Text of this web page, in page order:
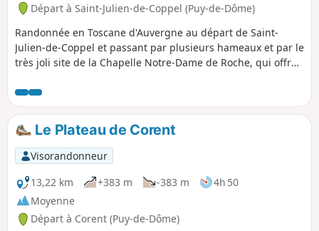
Départ à Saint-Julien-de-Coppel (Puy-de-Dôme)
Randonnée en Toscane d'Auvergne au départ de Saint-
Julien-de-Coppel et passant par plusieurs hameaux et par le
très joli site de la Chapelle Notre-Dame de Roche, qui offre
Le Plateau de Corent
Visorandonneur
13,22 km
+383 m -383 m
4h 50
Moyenne
Départ à Corent (Puy-de-Dôme)